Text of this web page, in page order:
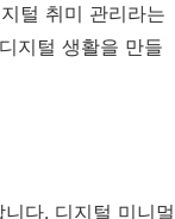
털 취미 관리라는
지털 생활을 만들
다. 디지털 미니멀